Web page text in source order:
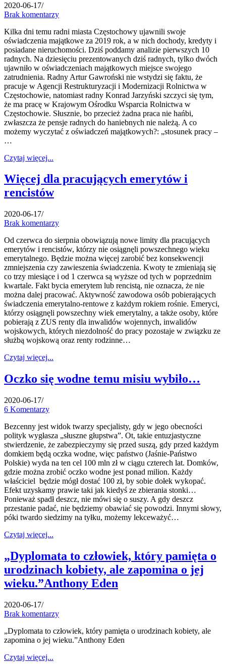
2020-06-17/
Brak komentarzy
Kilka dni temu radni miasta Częstochowy ujawnili swoje
oświadczenia majątkowe za 2019 rok, a w nich dochody, kredyty i
posiadane nieruchomości. Dziś poddamy analizie pierwszych 10
radnych. Na dziesięciu prezentowanych dziś radnych, tylko dwóch
ujawniło w oświadczeniach majątkowych miejsce swojego
zatrudnienia. Radny Artur Gawroński nie wstydzi się faktu, że
pracuje w Agencji Restrukturyzacji i Modernizacji Rolnictwa w
Częstochowie, natomiast radny Konrad Jarzyński szczyci się tym,
że ma pracę w Krajowym Ośrodku Wsparcia Rolnictwa w
Częstochowie. Słusznie, bo przecież żadna praca nie hańbi,
zwłaszcza że pensje radnych do haniebnych nie należą. A co
możemy wyczytać z oświadczeń majątkowych?: „stosunek pracy –
…
Czytaj więcej...
Więcej dla pracujących emerytów i
rencistów
2020-06-17/
Brak komentarzy
Od czerwca do sierpnia obowiązują nowe limity dla pracujących
emerytów i rencistów, którzy nie osiągnęli powszechnego wieku
emerytalnego. Będzie można więcej zarobić bez konsekwencji
zmniejszenia czy zawieszenia świadczenia. Kwoty te zmieniają się
co trzy miesiące i od 1 czerwca są wyższe od tych w poprzednim
kwartale. Fakt bycia emerytem lub rencistą, nie oznacza, że nie
można dalej pracować. Aktywność zawodowa osób pobierających
świadczenia emerytalno-rentowe z każdym rokiem rośnie. Emeryci,
którzy osiągnęli powszechny wiek emerytalny, a także osoby, które
pobierają z ZUS renty dla inwalidów wojennych, inwalidów
wojskowych, których niezdolność do pracy pozostaje w związku ze
służbą wojskową oraz renty rodzinne…
Czytaj więcej...
Oczko się wodne temu misiu wybiło…
2020-06-17/
6 Komentarzy
Bezcenny jest widok twarzy specjalisty, gdy w jego obecności
polityk wygłasza „słuszne głupstwa”. Ot, takie entuzjastyczne
stwierdzenie, że zabezpieczymy się przed suszą, gdy przed każdym
domkiem będą oczka wodne, więc państwo (Jaśnie-Państwo
Polskie) wyda na ten cel 100 mln zł w ciągu czterech lat. Domków,
gdzie można zrobić oczko wodne jest ponad milion. Każdy
właściciel będzie mógł dostać 100 zł, by sobie dołek wykopać.
Efekt uzyskamy prawie taki jak kiedyś ze zbierania stonki…
Ponieważ spadł deszcz, nie mówi się o suszy. A gdy deszcz
przestanie padać, nie będziemy obawiać się powodzi. Innymi słowy,
póki twardo siedzimy na tyłku, możemy lekceważyć…
Czytaj więcej...
„Dyplomata to człowiek, który pamięta o
urodzinach kobiety, ale zapomina o jej
wieku.”Anthony Eden
2020-06-17/
Brak komentarzy
„Dyplomata to człowiek, który pamięta o urodzinach kobiety, ale
zapomina o jej wieku.”Anthony Eden
Czytaj więcej...